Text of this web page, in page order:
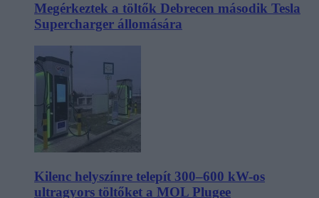
Megérkeztek a töltők Debrecen második Tesla
Supercharger állomására
Kilenc helyszínre telepít 300–600 kW-os
ultragyors töltőket a MOL Plugee